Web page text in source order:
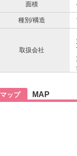
面積
種別/構造
取扱会社
マップ MAP